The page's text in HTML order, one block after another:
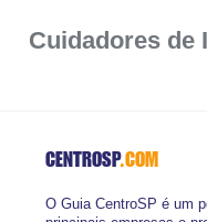
Cuidadores de
CENTROSP.COM
O Guia CentroSP é um